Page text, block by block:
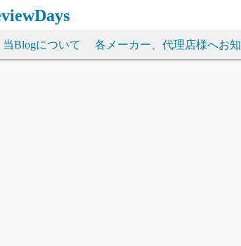
当Blogについて 各メーカー、代理店様へお